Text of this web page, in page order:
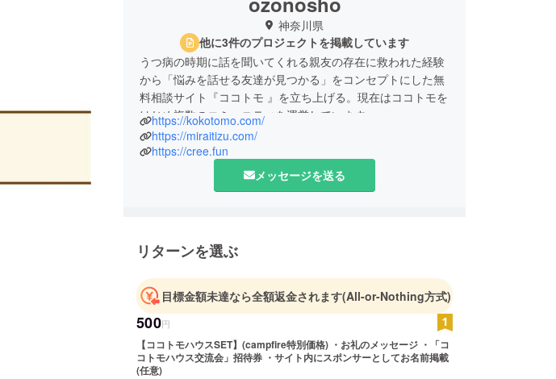
神奈川県
他に3件のプロジェクトを掲載しています
うつ病の時期に話を聞いてくれる親友の存在に救われた経験
から「悩みを話せる友達が見つかる」をコンセプトにした無
料相談サイト『ココトモ 』を立ち上げる。現在はココトモを
はじめ複数のコミュニティを運営しています。
https://kokotomo.com/
https://miraitizu.com/
https://cree.fun
メッセージを送る
リターンを選ぶ
目標金額未達なら全額返金されます(All-or-Nothing方式)
500円
【ココトモハウスSET】(campfire特別価格) ・お礼のメッセージ ・「コ
コトモハウス交流会」招待券 ・サイト内にスポンサーとしてお名前掲載
(任意)